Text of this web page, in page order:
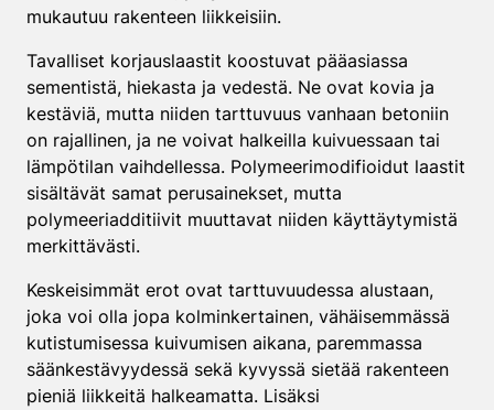
mukautuu rakenteen liikkeisiin.
Tavalliset korjauslaastit koostuvat pääasiassa
sementistä, hiekasta ja vedestä. Ne ovat kovia ja
kestäviä, mutta niiden tarttuvuus vanhaan betoniin
on rajallinen, ja ne voivat halkeilla kuivuessaan tai
lämpötilan vaihdellessa. Polymeerimodifioidut laastit
sisältävät samat perusainekset, mutta
polymeeriadditiivit muuttavat niiden käyttäytymistä
merkittävästi.
Keskeisimmät erot ovat tarttuvuudessa alustaan,
joka voi olla jopa kolminkertainen, vähäisemmässä
kutistumisessa kuivumisen aikana, paremmassa
säänkestävyydessä sekä kyvyssä sietää rakenteen
pieniä liikkeitä halkeamatta. Lisäksi